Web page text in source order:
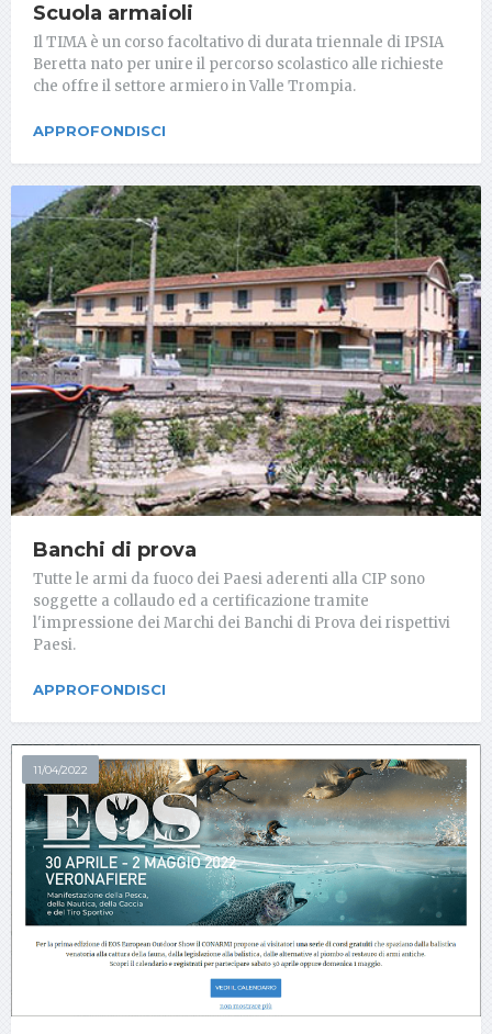
Scuola armaioli
Il TIMA è un corso facoltativo di durata triennale di IPSIA
Beretta nato per unire il percorso scolastico alle richieste
che offre il settore armiero in Valle Trompia.
APPROFONDISCI
Banchi di prova
Tutte le armi da fuoco dei Paesi aderenti alla CIP sono
soggette a collaudo ed a certificazione tramite
l'impressione dei Marchi dei Banchi di Prova dei rispettivi
Paesi.
APPROFONDISCI
11/04/2022